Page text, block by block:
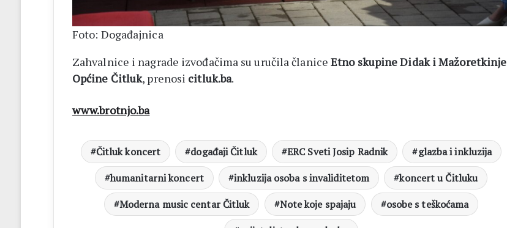
Foto: Događajnica
Zahvalnice i nagrade izvođačima su uručila članiceEtno skupine Didak i Mažoretkinje
Općine Čitluk, prenosi citluk.ba.
www.brotnjo.ba
Čitluk koncert događaji Čitluk ERC Sveti Josip Radnik
glazba i inkluzija
humanitarni koncert
inkluzija osoba s invaliditetom
koncert u Čitluku
Moderna music centar Čitluk
Note koje spajaju
osobe s teškoćama